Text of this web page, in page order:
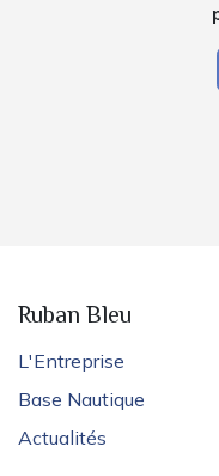
Ruban Bleu
L'Entreprise
Base Nautique
Actualités